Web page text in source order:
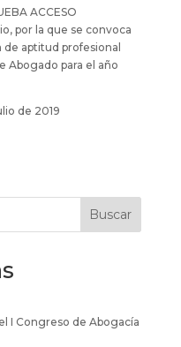
ACCESO
por la que se convoca
de aptitud profesional
Abogado para el año
de 2019
Buscar
I Congreso de Abogacía